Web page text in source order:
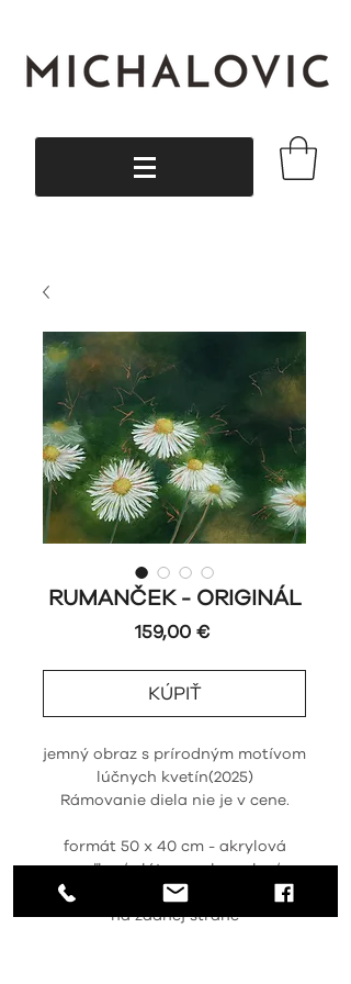
RUMANČEK - ORIGINÁL
159,00 €Price
KÚPIŤ
jemný obraz s prírodným motívom
lúčnych kvetín(2025)
Rámovanie diela nie je v cene.
formát 50 x 40 cm - akrylová
maľba / plátno na lepenke /
označené autorským podpisom
na zadnej strane